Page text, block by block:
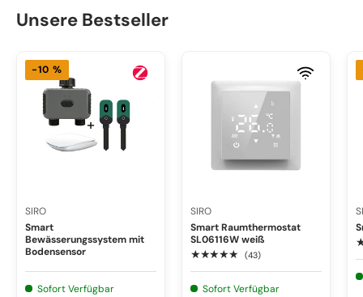
Unsere Bestseller
-10 %
SIRO
Smart
Bewässerungssystem mit
Bodensensor
Sofort Verfügbar
SIRO
Smart Raumthermostat
SL06116W weiß
★★★★★ (43)
Sofort Verfügbar